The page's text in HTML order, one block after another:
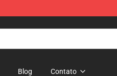
Blog Contato